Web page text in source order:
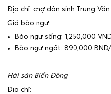
Địa chỉ: chợ dân sinh Trung Văn
Giá bào ngư:
Bào ngư sống: 1,250,000
Bào ngư ngất: 890,000
Hải sản Biển Đông
Địa chỉ: